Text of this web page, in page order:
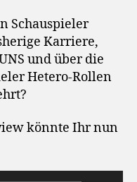
Schauspieler
Karriere,
und über die
Hetero-Rollen
könnte Ihr nun